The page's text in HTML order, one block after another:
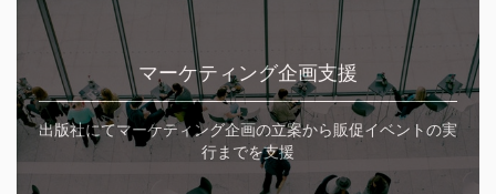
マーケティング企画支援
出版社にてマーケティング企画の立案から販促イベントの実
行までを支援